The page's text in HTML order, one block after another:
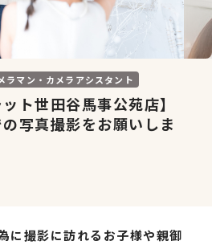
ラマン・カメラアシスタント
ト世田谷馬事公苑店】
写真撮影をお願いしま
に撮影に訪れるお子様や親御